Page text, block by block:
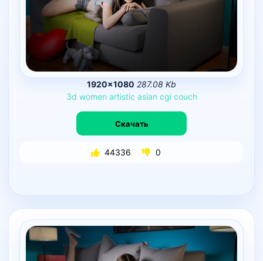
1920×1080 287.08 Kb
3d women artistic asian cgi couch
Скачать
44336 0